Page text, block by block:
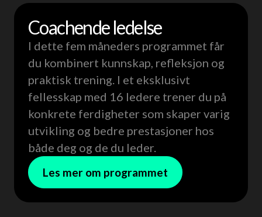
Coachende ledelse
I dette fem måneders programmet får
du kombinert kunnskap, refleksjon og
praktisk trening. I et eksklusivt
fellesskap med 16 ledere trener du på
konkrete ferdigheter som skaper varig
utvikling og bedre prestasjoner hos
både deg og de du leder.
Les mer om programmet
Neste oppstart 26. januar 2027